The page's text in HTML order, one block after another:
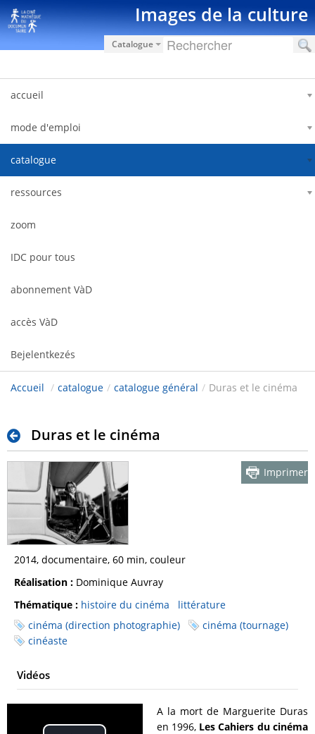
Ugrás a tartalomhoz Images de la culture
Catalogue
accueil
mode d'emploi
catalogue
ressources
zoom
IDC pour tous
abonnement VàD
accès VàD
Bejelentkezés
Accueil / catalogue / catalogue général / Duras et le cinéma
Duras et le cinéma
Imprimer
2014, documentaire, 60 min, couleur
Réalisation : Dominique Auvray
Thématique : histoire du cinéma
littérature
cinéma (direction photographie)
cinéma (tournage)
cinéaste
Vidéos
A la mort de Marguerite Duras
en 1996, Les Cahiers du cinéma